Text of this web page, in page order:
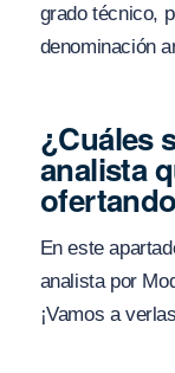
grado técnico,
denominación
¿Cuáles
analista
En este
analista por
¡Vamos a